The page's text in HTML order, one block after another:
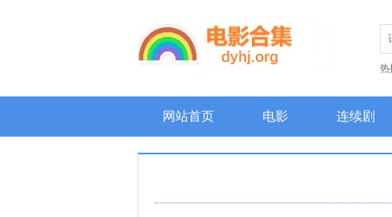
热
网站首页 电影 连续剧